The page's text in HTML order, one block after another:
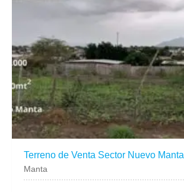
Terreno de Venta Sector Nuevo Manta
Manta